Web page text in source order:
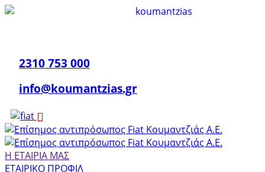
2310 753 000
info@koumantzias.gr
Η ΕΤΑΙΡΙΑ ΜΑΣ
ΕΤΑΙΡΙΚΟ ΠΡΟΦΙΛ